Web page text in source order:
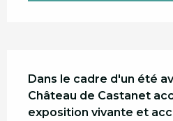
Dans le cadre d'un été
Château de Castanet
exposition vivante et